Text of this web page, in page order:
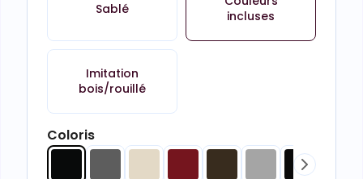
Sablé
incluses
Imitation
bois/rouillé
Coloris